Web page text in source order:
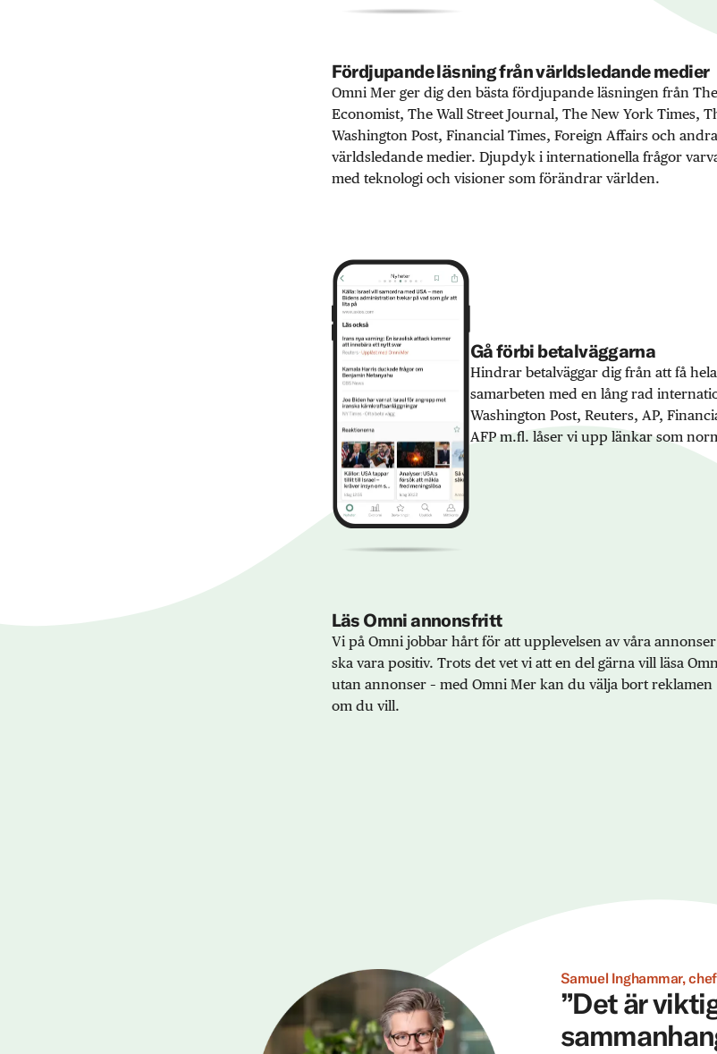
Fördjupande läsning från världsledande medier
Omni Mer ger dig den bästa fördjupande läsningen från The
Economist, The Wall Street Journal, The New York Times,
Washington Post, Financial Times, Foreign Affairs och andra
världsledande medier. Djupdyk i internationella frågor
med teknologi och visioner som förändrar världen.
Gå förbi betalväggarna
Hindrar betalväggar dig från att få
samarbeten med en lång rad
Washington Post, Reuters, AP,
AFP m.fl. låser vi upp länkar som
Läs Omni annonsfritt
Vi på Omni jobbar hårt för att upplevelsen av våra annonser
ska vara positiv. Trots det vet vi att en del gärna vill läsa
utan annonser – med Omni Mer kan du välja bort reklamen
om du vill.
Samuel Inghammar,
”Det är